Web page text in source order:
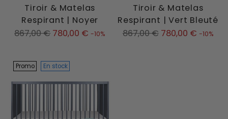
Tiroir & Matelas
Respirant | Noyer
Prix
867,00 € 780,00 € -10%
Tiroir & Matelas
Respirant | Vert Bleuté
Prix
867,00 € 780,00 € -10%
Promo En stock